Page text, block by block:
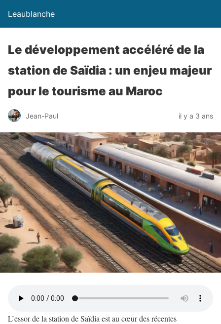
Leaublanche
Le développement accéléré de la
station de Saïdia : un enjeu majeur
pour le tourisme au Maroc
Jean-Paul il y a 3 ans
L’essor de la station de Saïdia est au cœur des récentes